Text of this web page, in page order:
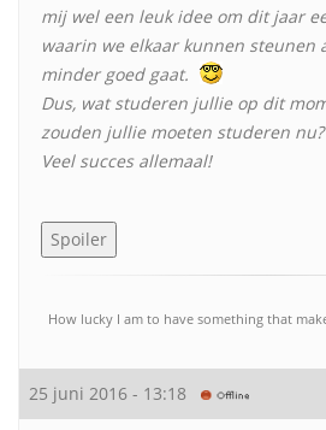
mij wel een leuk idee om dit jaar
waarin we elkaar kunnen steunen
minder goed gaat.
Dus, wat studeren jullie op dit
zouden jullie moeten studeren nu?
Veel succes allemaal!
How lucky I am to have something that
25 juni 2016 - 13:18